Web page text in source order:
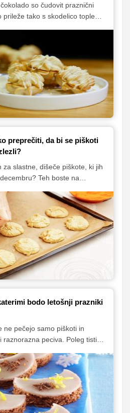
so čudovit praznični
tako s skodelico toplega
smo ga posneli z mlado
nato pa zavihajte rokave in s
svoje najdražje.
preprečiti, da bi se piškoti
slastne, dišeče piškote, ki jih
Teh boste na
nepogrešljivih nasvetov in
bodo vaši piškoti še boljši, lepši
bodo letošnji prazniki
ne pečejo samo piškoti in
peciva. Poleg tistih
skorajda obvezno praznično
decembru sladkamo tudi z
in drugačnimi
pa bolj svečano okrašenimi
seznam prazničnih peciv, ki